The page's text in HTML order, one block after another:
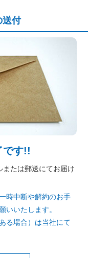
送付
です!!
たは郵送にてお届け
時中断や解約のお手
いいたします。
る場合）は当社にて